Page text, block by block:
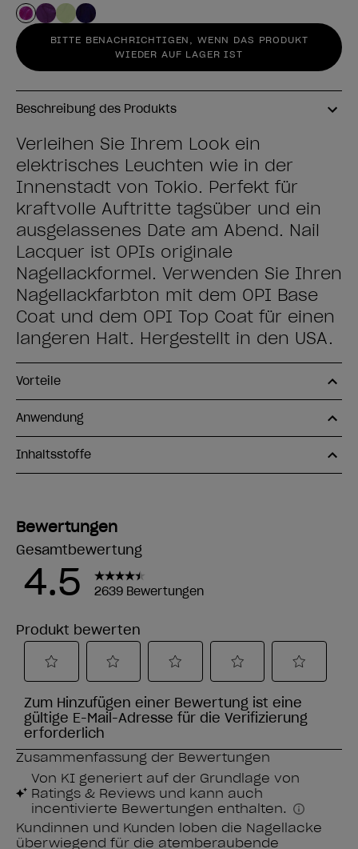
BITTE BENACHRICHTIGEN, WENN DAS PRODUKT
WIEDER AUF LAGER IST
Beschreibung des Produkts
Verleihen Sie Ihrem Look ein
elektrisches Leuchten wie in der
Innenstadt von Tokio. Perfekt für
kraftvolle Auftritte tagsüber und ein
ausgelassenes Date am Abend. Nail
Lacquer ist OPIs originale
Nagellackformel. Verwenden Sie Ihren
Nagellackfarbton mit dem OPI Base
Coat und dem OPI Top Coat für einen
längeren Halt. Hergestellt in den USA.
Vorteile
Anwendung
Inhaltsstoffe